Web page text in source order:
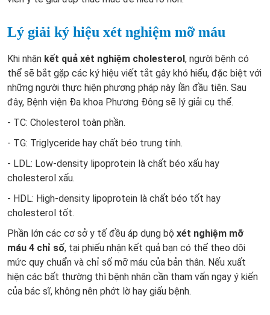
Lý giải ký hiệu xét nghiệm mỡ máu
Khi nhận kết quả xét nghiệm cholesterol, người bệnh có
thể sẽ bắt gặp các ký hiệu viết tắt gây khó hiểu, đặc biệt với
những người thực hiện phương pháp này lần đầu tiên. Sau
đây, Bệnh viện Đa khoa Phương Đông sẽ lý giải cụ thể.
- TC: Cholesterol toàn phần.
- TG: Triglyceride hay chất béo trung tính.
- LDL: Low-density lipoprotein là chất béo xấu hay
cholesterol xấu.
- HDL: High-density lipoprotein là chất béo tốt hay
cholesterol tốt.
Phần lớn các cơ sở y tế đều áp dụng bộ xét nghiệm mỡ
máu 4 chỉ số, tại phiếu nhận kết quả bạn có thể theo dõi
mức quy chuẩn và chỉ số mỡ máu của bản thân. Nếu xuất
hiện các bất thường thì bệnh nhân cần tham vấn ngay ý kiến
của bác sĩ, không nên phớt lờ hay giấu bệnh.